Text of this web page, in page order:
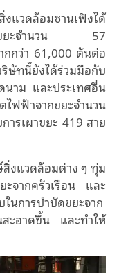
แวดล้อมซานเฟิงได้
ากขยะจำนวน 57
กกว่า 61,000 ตันต่อ
ยังได้ร่วมมือกับ
นาม และประเทศอื่น
ฟฟ้าจากขยะจำนวน
ารเผาขยะ 419 สาย
งแวดล้อมต่าง ๆ ทุ่ม
ะจากครัวเรือน และ
นการบําบัดขยะจาก
สะอาดขึ้น และทําให้